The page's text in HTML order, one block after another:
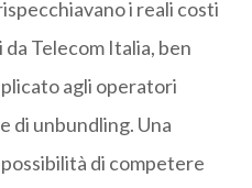
i reali costi
Telecom Italia, ben
agli operatori
di unbundling. Una
di competere